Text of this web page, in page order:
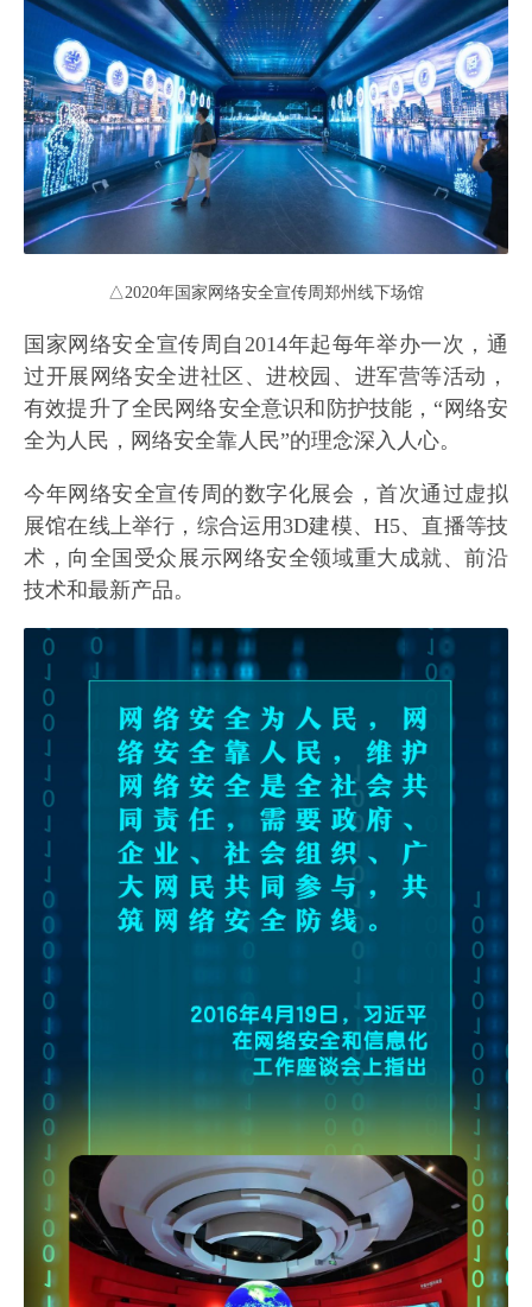
△2020年国家网络安全宣传周郑州线下场馆
国家网络安全宣传周自2014年起每年举办一次，通
过开展网络安全进社区、进校园、进军营等活动，
有效提升了全民网络安全意识和防护技能，“网络安
全为人民，网络安全靠人民”的理念深入人心。
今年网络安全宣传周的数字化展会，首次通过虚拟
展馆在线上举行，综合运用3D建模、H5、直播等技
术，向全国受众展示网络安全领域重大成就、前沿
技术和最新产品。